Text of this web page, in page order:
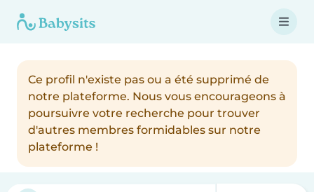
Ce profil n'existe pas ou a été supprimé de
notre plateforme. Nous vous encourageons à
poursuivre votre recherche pour trouver
d'autres membres formidables sur notre
plateforme !